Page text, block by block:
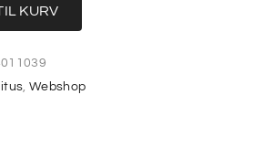
KURV
, Webshop